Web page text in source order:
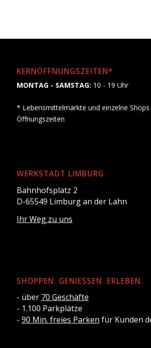
KERNÖFFNUNGSZEITEN*
MONTAG - SAMSTAG: 10 - 19 Uhr
* Lebensmittelmärkte und einzelne
Öffnungszeiten
WERKSTADT LIMBURG
Bahnhofsplatz 2
D-65549 Limburg an der Lahn
Ihr Weg zu uns
SHOPPEN. GENIESSEN. ERLEBEN.
- über 70 Geschäfte
- 1.100 Parkplätze
- 90 Min. freies Parken für Kunden